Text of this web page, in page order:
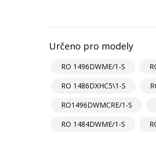
Určeno pro modely
RO 1496DWME/1-S
RO 1486DXHC5\1-S
RO1496DWMCRE/1-S
RO 1484DWME/1-S